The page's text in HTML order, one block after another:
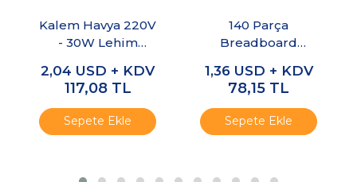
Kalem Havya 220V
- 30W Lehim
Makinası
2,04 USD + KDV
117,08 TL
Sepete Ekle
140 Parça
Breadboard
- Kutulu
1,36 USD + KDV
78,15 TL
Sepete Ekle